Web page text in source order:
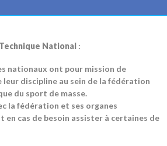
National :
nationaux ont pour mission de
discipline au sein de la fédération
du sport de masse.
la fédération et ses organes
en cas de besoin assister à certaines de